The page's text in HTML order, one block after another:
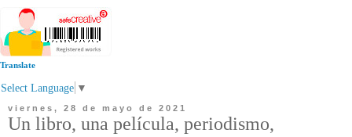
Translate
Select Language ▼
viernes, 28 de mayo de 2021
Un libro, una película, periodismo,